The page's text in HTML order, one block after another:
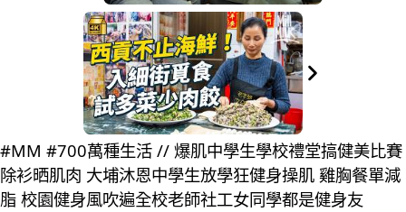
#MM #700萬種生活 // 爆肌中學生學校禮堂搞健美比賽
除衫晒肌肉 大埔沐恩中學生放學狂健身操肌 雞胸餐單減
脂 校園健身風吹遍全校老師社工女同學都是健身友